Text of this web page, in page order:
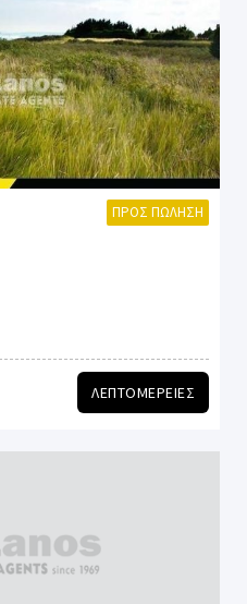
ΠΡΟΣ ΠΏΛΗΣΗ
ΛΕΠΤΟΜΕΡΕΙΕΣ